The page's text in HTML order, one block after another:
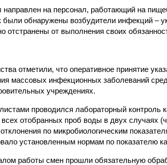
на персонал, работающий на
были обнаружены возбудители инфекций –
отстранены от выполнения своих
отметили, что оперативное принятие
массовых инфекционных заболеваний
учреждениях.
проводился лабораторный контроль
всех отобранных проб воды в двух случаях
по микробиологическим
установленным нормам по показателю
работы смен прошли обязательную